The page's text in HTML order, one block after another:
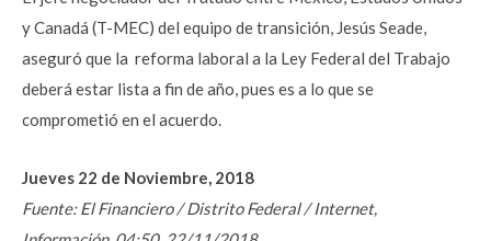
y Canadá (T-MEC) del equipo de transición, Jesús Seade,
aseguró que la reforma laboral a la Ley Federal del Trabajo
deberá estar lista a fin de año, pues es a lo que se
comprometió en el acuerdo.
Jueves 22 de Noviembre, 2018
Fuente: El Financiero / Distrito Federal / Internet,